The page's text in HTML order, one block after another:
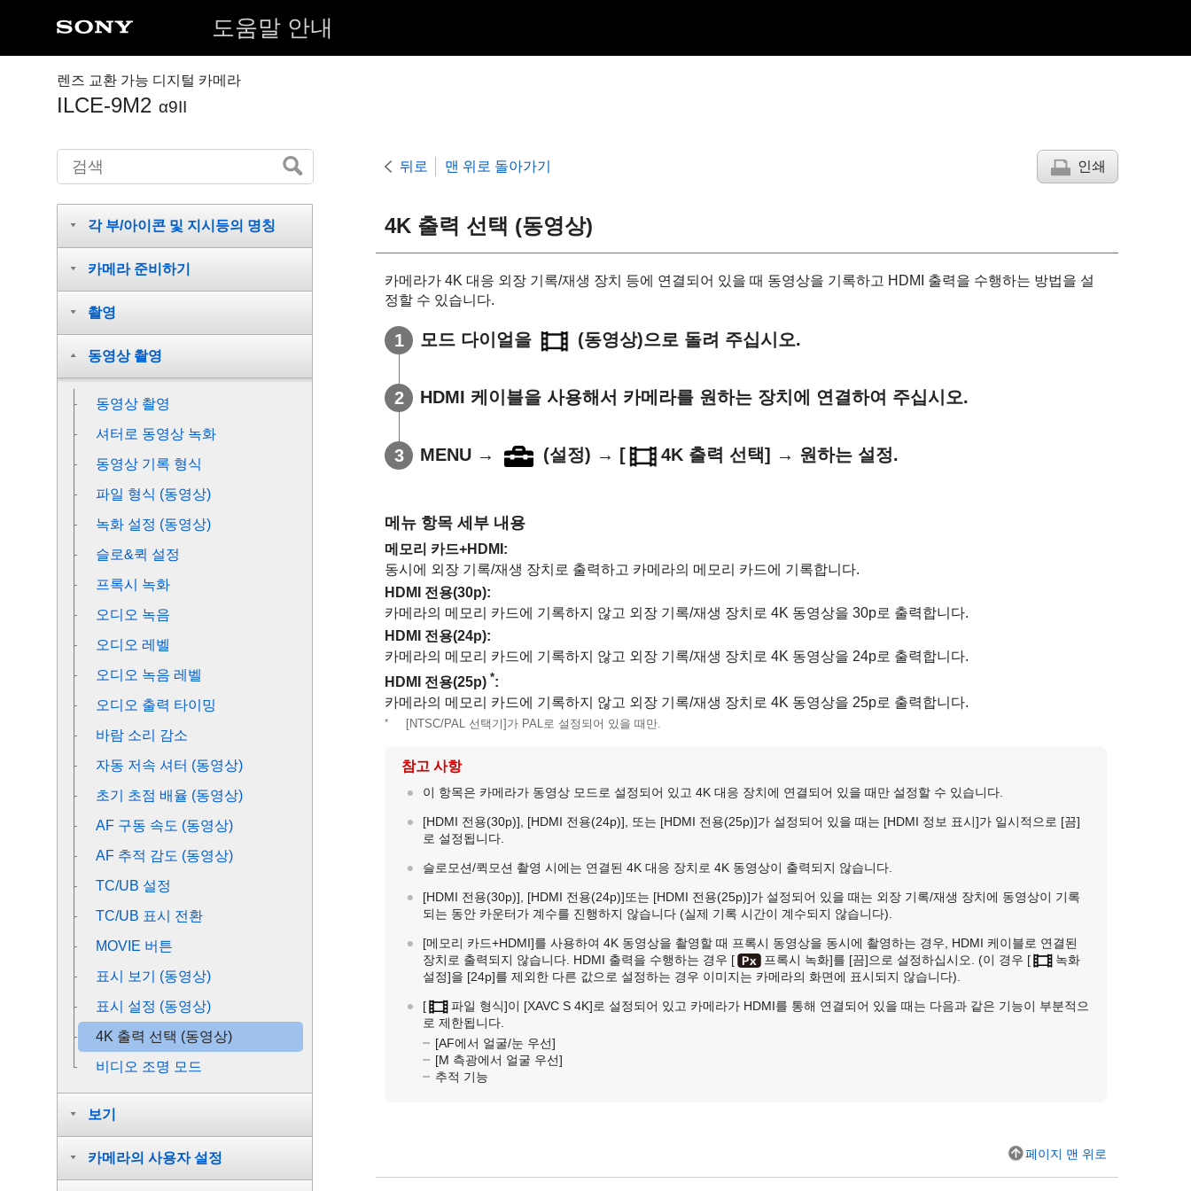
도움말 안내
렌즈 교환 가능 디지털 카메라
ILCE-9M2 α9II
뒤로 맨 위로 돌아가기 인쇄
4K 출력 선택 (동영상)
카메라가 4K 대응 외장 기록/재생 장치 등에 연결되어 있을 때 동영상을 기록하고 HDMI 출력을 수행하는 방법을 설
정할 수 있습니다.
모드 다이얼을 (동영상)으로 돌려 주십시오.
HDMI 케이블을 사용해서 카메라를 원하는 장치에 연결하여 주십시오.
MENU → (설정) → [ 4K 출력 선택] → 원하는 설정.
메뉴 항목 세부 내용
메모리 카드+HDMI :
동시에 외장 기록/재생 장치로 출력하고 카메라의 메모리 카드에 기록합니다.
HDMI 전용(30p):
카메라의 메모리 카드에 기록하지 않고 외장 기록/재생 장치로 4K 동영상을 30p로 출력합니다.
HDMI 전용(24p):
카메라의 메모리 카드에 기록하지 않고 외장 기록/재생 장치로 4K 동영상을 24p로 출력합니다.
HDMI 전용(25p) *:
카메라의 메모리 카드에 기록하지 않고 외장 기록/재생 장치로 4K 동영상을 25p로 출력합니다.
* [NTSC/PAL 선택기] 가 PAL로 설정되어 있을 때만.
참고 사항
이 항목은 카메라가 동영상 모드로 설정되어 있고 4K 대응 장치에 연결되어 있을 때만 설정할 수 있습니다.
[HDMI 전용(30p)] [HDMI 전용(24p)] , 또는 [HDMI 전용(25p)]가 설정되어 있을 때는 [HDMI 정보 표시]가 일시적으로 [끔]
로 설정됩니다.
슬로모션/퀵모션 촬영 시에는 연결된 4K 대응 장치로 4K 동영상이 출력되지 않습니다.
[HDMI 전용(30p)] [HDMI 전용(24p)]또는 [HDMI 전용(25p)]가 설정되어 있을 때는 외장 기록/재생 장치에 동영상이 기록
되는 동안 카운터가 계수를 진행하지 않습니다 (실제 기록 시간이 계수되지 않습니다).
[메모리 카드+HDMI]를 사용하여 4K 동영상을 촬영할 때 프록시 동영상을 동시에 촬영하는 경우, HDMI 케이블로 연결된
장치로 출력되지 않습니다. HDMI 출력을 수행하는 경우 [ 프록시 녹화]를 [끔]으로 설정하십시오. (이 경우 [
녹화
설정]을 [24p]를 제외한 다른 값으로 설정하는 경우 이미지는 카메라의 화면에 표시되지 않습니다).
[ 파일 형식]이 [XAVC S 4K]로 설정되어 있고 카메라가 HDMI를 통해 연결되어 있을 때는 다음과 같은 기능이 부분적으
로 제한됩니다.
[AF에서 얼굴/눈 우선]
[M 측광에서 얼굴 우선]
추적 기능
페이지 맨 위로
각 부/아이콘 및 지시등의 명칭
카메라 준비하기
촬영
동영상 촬영
동영상 촬영
셔터로 동영상 녹화
동영상 기록 형식
파일 형식 (동영상)
녹화 설정 (동영상)
슬로&퀵 설정
프록시 녹화
오디오 녹음
오디오 레벨
오디오 녹음 레벨
오디오 출력 타이밍
바람 소리 감소
자동 저속 셔터 (동영상)
초기 초점 배율 (동영상)
AF 구동 속도 (동영상)
AF 추적 감도 (동영상)
TC/UB 설정
TC/UB 표시 전환
MOVIE 버튼
표시 보기
(동영상)
표시 설정 (동영상)
4K 출력 선택 (동영상)
비디오 조명 모드
보기
카메라의 사용자 설정